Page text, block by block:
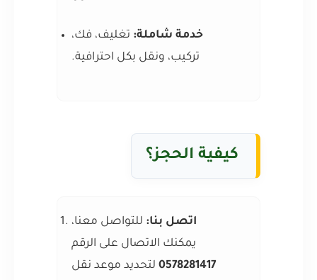
خدمة شاملة: تغليف، فك،
تركيب، ونقل بكل احترافية.
كيفية الحجز؟
اتصل بنا: للتواصل معنا،
يمكنك الاتصال على الرقم
0578281417 لتحديد موعد نقل